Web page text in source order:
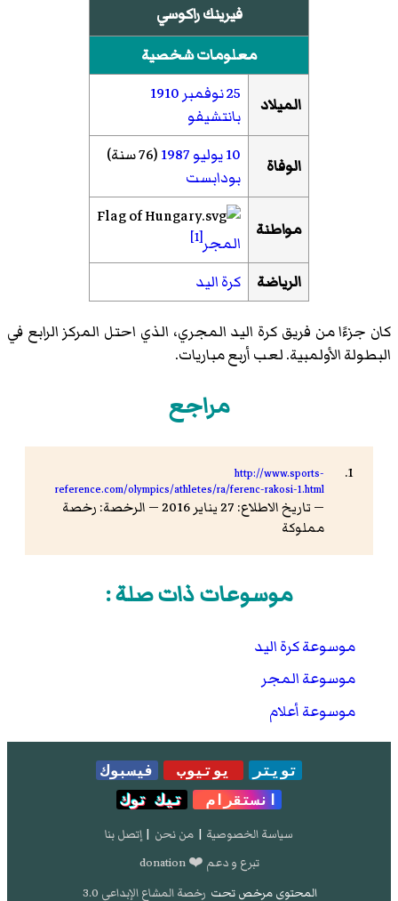
فيرينك راكوسي
معلومات شخصية
الميلاد 25 نوفمبر
1910
بانتشيفو
الوفاة 10 يوليو 1987(76 سنة)
بودابست
مواطنة
المجر[1]
الرياضة كرة اليد
كان جزءًا من فريق كرة اليد المجري، الذي احتل المركز الرابع في
البطولة الأولمبية. لعب أربع مباريات.
مراجع
http://www.sports-
reference.com/olympics/athletes/ra/ferenc-rakosi-1.html
— تاريخ الاطلاع: 27 يناير 2016 — الرخصة: رخصة
مملوكة
موسوعات ذات صلة :
موسوعة كرة اليد
موسوعة المجر
موسوعة أعلام
تويتر يوتيوب
فيسبوك
انستقرام
تيك توك
سياسة الخصوصية | من نحن | إتصل بنا
تبرع و دعم ❤️ donation
المحتوى مرخص تحت رخصة المشاع الإبداعي 3.0